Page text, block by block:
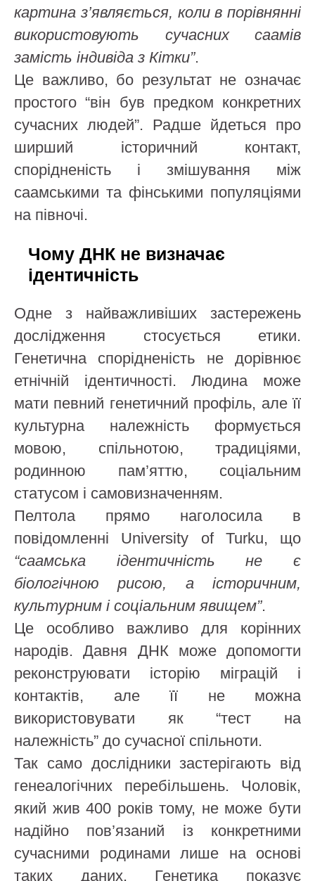
картина з’являється, коли в порівнянні
використовують сучасних саамів
замість індивіда з Кітки”.
Це важливо, бо результат не означає
простого “він був предком конкретних
сучасних людей”. Радше йдеться про
ширший історичний контакт,
спорідненість і змішування між
саамськими та фінськими популяціями
на півночі.
Чому ДНК не визначає
ідентичність
Одне з найважливіших застережень
дослідження стосується етики.
Генетична спорідненість не дорівнює
етнічній ідентичності. Людина може
мати певний генетичний профіль, але її
культурна належність формується
мовою, спільнотою, традиціями,
родинною пам’яттю, соціальним
статусом і самовизначенням.
Пелтола прямо наголосила в
повідомленні University of Turku, що
“саамська ідентичність не є
біологічною рисою, а історичним,
культурним і соціальним явищем”.
Це особливо важливо для корінних
народів. Давня ДНК може допомогти
реконструювати історію міграцій і
контактів, але її не можна
використовувати як “тест на
належність” до сучасної спільноти.
Так само дослідники застерігають від
генеалогічних перебільшень. Чоловік,
який жив 400 років тому, не може бути
надійно пов’язаний із конкретними
сучасними родинами лише на основі
таких даних. Генетика показує